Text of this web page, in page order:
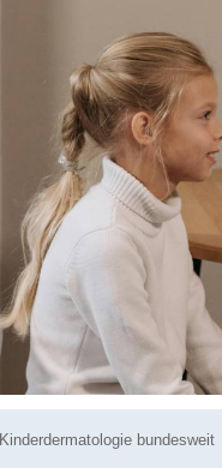
Kinderdermatologie bundesweit